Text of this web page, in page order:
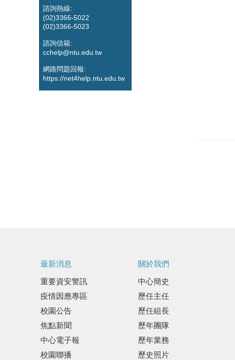
諮詢熱線:
(02)3366-5022
(02)3366-5023
諮詢信箱:
cchelp@ntu.edu.tw
網路問題回報:
https://net4help.ntu.edu.tw
最新消息
重要資安警訊
疫情因應專區
校園公告
焦點新聞
中心電子報
校園聯播
關於我們
中心簡史
歷任主任
歷任組長
歷年團隊
歷年業務
歷史照片